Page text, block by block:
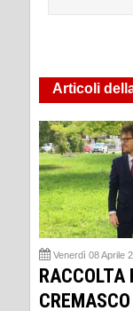
Articoli
Venerdì 08 Aprile
RACCOLTA
CREMASCO